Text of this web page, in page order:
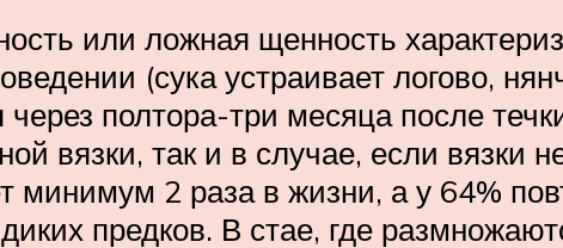
или ложная щенность
(сука устраивает логово,
через полтора-три месяца после
вязки, так и в случае, если вязки
минимум 2 раза в жизни, а у 64%
предков. В стае, где